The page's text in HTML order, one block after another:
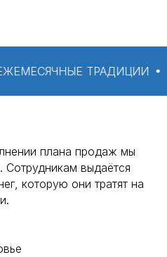
ТРАДИЦИИ
плана продаж мы
выдаётся
которую они тратят на